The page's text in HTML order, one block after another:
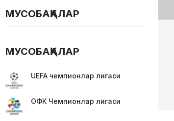
МУСОБАҚАЛАР
МУСОБАҚАЛАР
UEFA чемпионлар лигаси
ОФК Чемпионлар лигаси